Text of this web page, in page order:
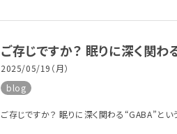
ご存じですか？ 眠りに深く関
2025/05/19（月）
blog
ご存じですか？ 眠りに深く関わる“GABA”と